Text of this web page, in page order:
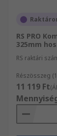
RS PRO
325mm
RS raktári
Részösszeg
11 119 Ft